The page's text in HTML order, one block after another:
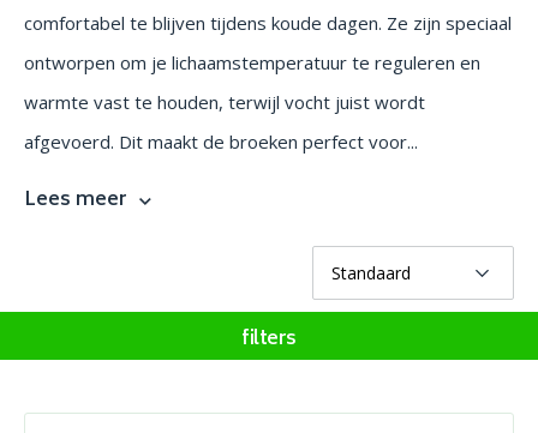
comfortabel te blijven tijdens koude dagen. Ze zijn speciaal
ontworpen om je lichaamstemperatuur te reguleren en
warmte vast te houden, terwijl vocht juist wordt
afgevoerd. Dit maakt de broeken perfect voor...
Lees meer
filters